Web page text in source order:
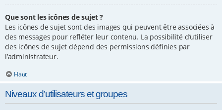
Que sont les icônes de sujet ?
Les icônes de sujet sont des images qui peuvent être associées à
des messages pour refléter leur contenu. La possibilité d’utiliser
des icônes de sujet dépend des permissions définies par
l’administrateur.
Haut
Niveaux d’utilisateurs et groupes